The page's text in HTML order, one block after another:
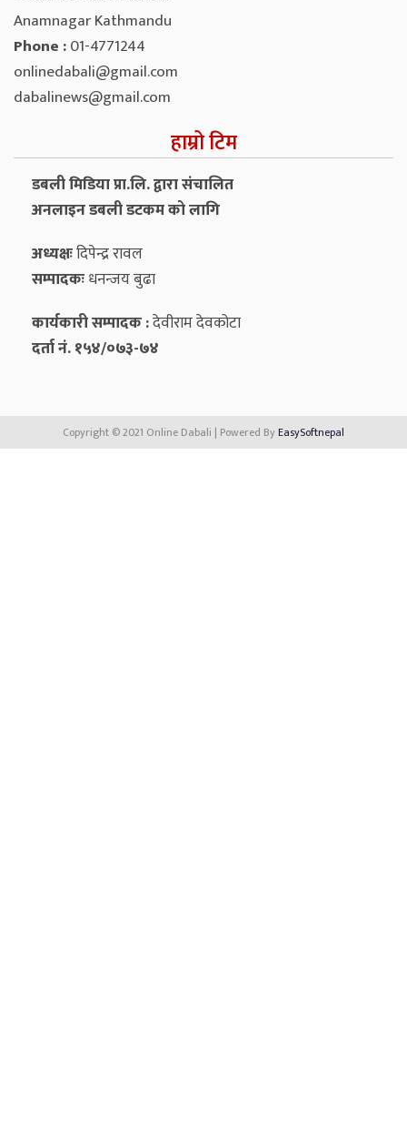
Anamnagar Kathmandu
Phone :01-4771244
onlinedabali@gmail.com
dabalinews@gmail.com
हाम्रो टिम
डबली मिडिया प्रा.लि. द्वारा संचालित
अनलाइन डबली डटकम को लागि
अध्यक्षःदिपेन्द्र रावल
सम्पादकःधनन्‍जय बुढा
कार्यकारी सम्पादक :देवीराम देवकोटा
दर्ता नं. १५४/०७३-७४
Copyright © 2021 Online Dabali | Powered ByEasySoftnepal